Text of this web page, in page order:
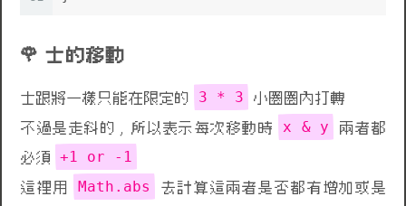
士的移動
士跟將一樣只能在限定的 3 * 3
小圈圈內打轉
不過是走斜的 , 所以表示每次移動時
x & y
兩者都
必須
+1 or -1
這裡用 Math.abs
去計算這兩者是否都有增加或是